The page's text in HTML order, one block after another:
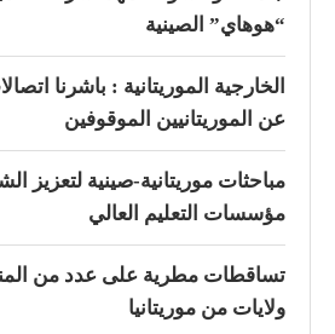
“هوهاي” الصينية
الخارجية الموريتانية : باشرنا
عن الموريتانيين الموقوفين
مباحثات موريتانية-صينية لتعزيز
مؤسسات التعليم العالي
تساقطات مطرية على عدد من
ولايات من موريتانيا